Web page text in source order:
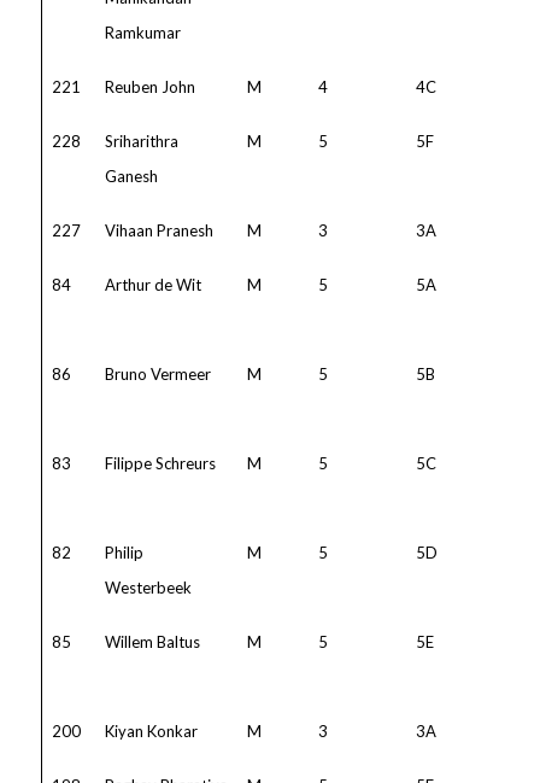
Ramkumar
221 Reuben John M 4 4C
228
Sriharithra
Ganesh
M 5 5F
227 Vihaan Pranesh M 3 3A
84 Arthur de Wit M 5 5A
86 Bruno Vermeer M 5 5B
83 Filippe Schreurs M 5 5C
82
Philip
Westerbeek
M 5 5D
85 Willem Baltus M 5 5E
200 Kiyan Konkar M 3 3A